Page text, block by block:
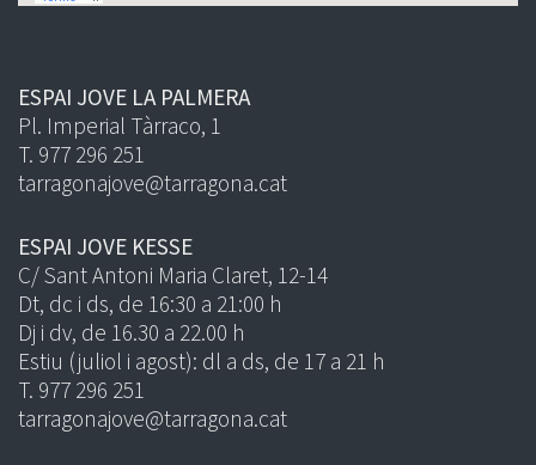
ESPAI JOVE LA PALMERA
Pl. Imperial Tàrraco, 1
T. 977 296 251
tarragonajove@tarragona.cat
ESPAI JOVE KESSE
C/ Sant Antoni Maria Claret, 12-14
Dt, dc i ds, de 16:30 a 21:00 h
Dj i dv, de 16.30 a 22.00 h
Estiu (juliol i agost): dl a ds, de 17 a 21 h
T. 977 296 251
tarragonajove@tarragona.cat